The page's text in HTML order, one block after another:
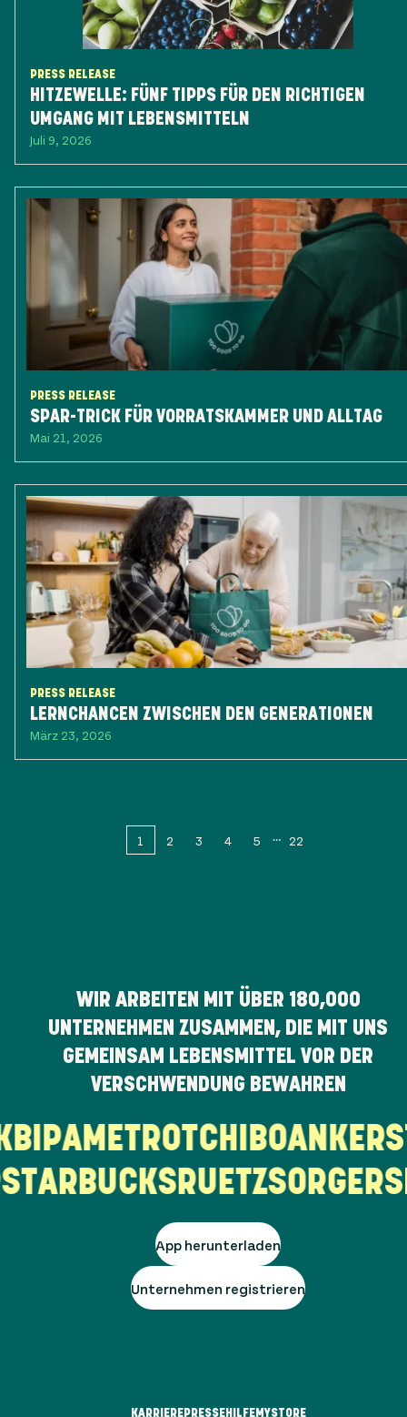
PRESS RELEASE
HITZEWELLE: FÜNF TIPPS FÜR DEN RICHTIGEN
UMGANG MIT LEBENSMITTELN
Juli 9, 2026
PRESS RELEASE
SPAR-TRICK FÜR VORRATSKAMMER UND ALLTAG
Mai 21, 2026
PRESS RELEASE
LERNCHANCEN ZWISCHEN DEN GENERATIONEN
März 23, 2026
1 2 3 4 5 22
WIR ARBEITEN MIT ÜBER 180,000
UNTERNEHMEN ZUSAMMEN, DIE MIT UNS
GEMEINSAM LEBENSMITTEL VOR DER
VERSCHWENDUNG BEWAHREN
BIPA METROTCHIBO ANKER
RUETZSORGER
App herunterladen
Unternehmen registrieren
KARRIEREPRESSEHILFEMYSTORE